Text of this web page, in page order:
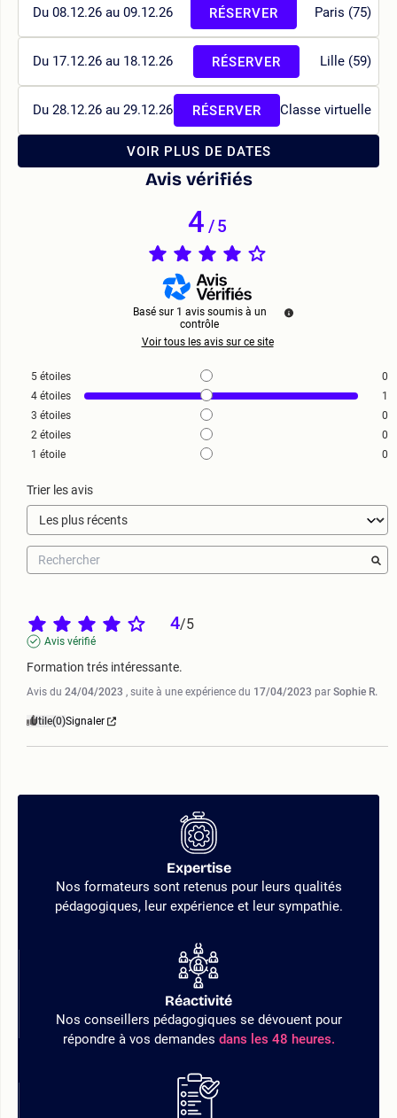
Du 08.12.26 au 09.12.26 Paris (75)
RÉSERVER
Du 17.12.26 au 18.12.26 Lille (59)
RÉSERVER
Du 28.12.26 au 29.12.26 Classe virtuelle
RÉSERVER
VOIR PLUS DE DATES
Avis vérifiés
4/5
Basé sur 1 avis soumis à un
contrôle
Voir tous les avis sur ce site
5 étoiles
0
4 étoiles
1
3 étoiles
0
2 étoiles
0
1 étoile 0
Trier les avis
4/5
Avis vérifié
Formation trés intéressante.
Avis du 24/04/2023 , suite à une expérience du 17/04/2023 par Sophie R.
Utile(0)Signaler
Expertise
Nos formateurs sont retenus pour leurs qualités
pédagogiques, leur expérience et leur sympathie.
Réactivité
Nos conseillers pédagogiques se dévouent pour
répondre à vos demandes dans les 48 heures.